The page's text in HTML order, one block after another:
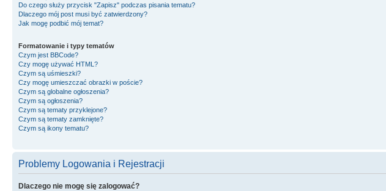
Do czego służy przycisk "Zapisz" podczas pisania tematu?
Dlaczego mój post musi być zatwierdzony?
Jak mogę podbić mój temat?
Formatowanie i typy tematów
Czym jest BBCode?
Czy mogę używać HTML?
Czym są uśmieszki?
Czy mogę umieszczać obrazki w poście?
Czym są globalne ogłoszenia?
Czym są ogłoszenia?
Czym są tematy przyklejone?
Czym są tematy zamknięte?
Czym są ikony tematu?
Problemy Logowania i Rejestracji
Dlaczego nie mogę się zalogować?